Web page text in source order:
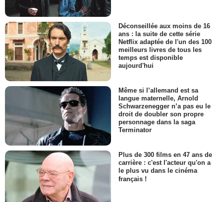
Déconseillée aux moins de 16
ans : la suite de cette série
Netflix adaptée de l'un des 100
meilleurs livres de tous les
temps est disponible
aujourd'hui
Même si l’allemand est sa
langue maternelle, Arnold
Schwarzenegger n’a pas eu le
droit de doubler son propre
personnage dans la saga
Terminator
Plus de 300 films en 47 ans de
carrière : c'est l'acteur qu'on a
le plus vu dans le cinéma
français !